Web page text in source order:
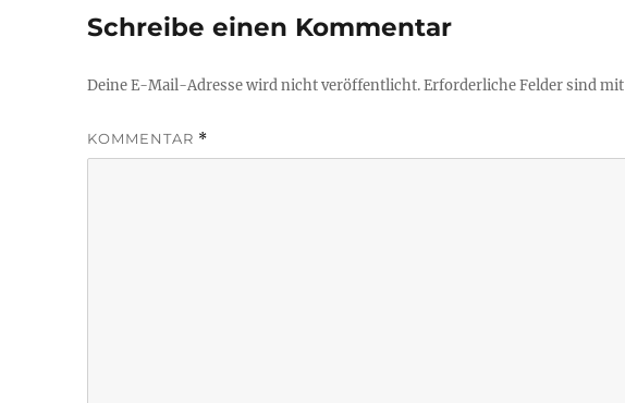
Schreibe einen Kommentar
Deine E-Mail-Adresse wird nicht veröffentlicht.Erforderliche Felder sind mit
KOMMENTAR *